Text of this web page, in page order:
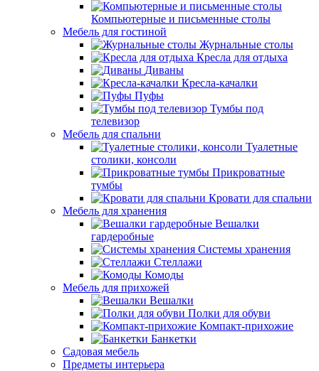
Компьютерные и письменные столы
Мебель для гостиной
Журнальные столы
Кресла для отдыха
Диваны
Кресла-качалки
Пуфы
Тумбы под
телевизор
Мебель для спальни
Туалетные
столики, консоли
Прикроватные
тумбы
Кровати для спальни
Мебель для хранения
Вешалки
гардеробные
Системы хранения
Стеллажи
Комоды
Мебель для прихожей
Вешалки
Полки для обуви
Компакт-прихожие
Банкетки
Садовая мебель
Предметы интерьера